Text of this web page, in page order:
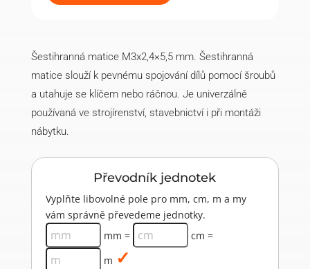
Šestihranná matice M3x2,4×5,5 mm. Šestihranná
matice slouží k pevnému spojování dílů pomocí šroubů
a utahuje se klíčem nebo ráčnou. Je univerzálně
používaná ve strojírenství, stavebnictví i při montáži
nábytku.
Převodník jednotek
Vyplňte libovolné pole pro mm, cm, m a my
vám správně převedeme jednotky.
mm =
cm =
m